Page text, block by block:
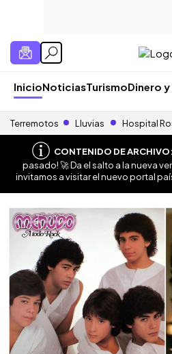
InicioNoticiasTurismoDinero
Terremotos Lluvias Hospital
CONTENIDO DE ARCHIVO:
pasado! 🚀 Da el salto a la nueva
invitamos a visitar el nuevo portal